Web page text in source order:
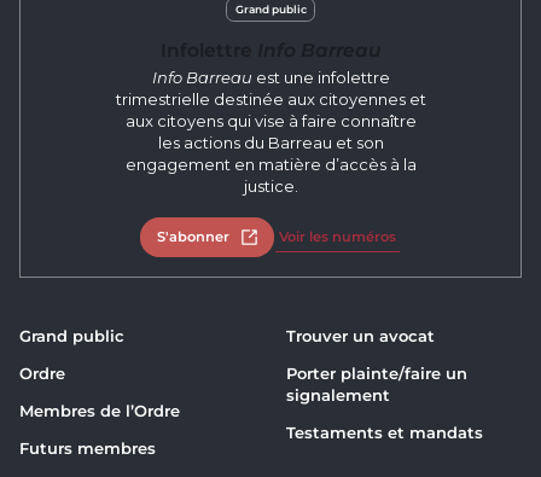
Grand public
Info Barreau est une infolettre
trimestrielle destinée aux citoyennes et
aux citoyens qui vise à faire connaître
les actions du Barreau et son
engagement en matière d’accès à la
justice.
S'abonner Ouvrir dans un nouvel onglet
Voir les numéros
Grand public
Ordre
Membres de l’Ordre
Futurs membres
Trouver un avocat
Porter plainte/faire un
signalement
Testaments et mandats